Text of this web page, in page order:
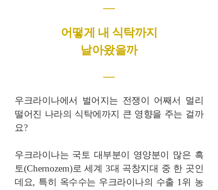
―
어떻게 내 식탁까지
날아왔을까
―
우크라이나에서 벌어지는 전쟁이 어째서 멀리
떨어진 나라의 식탁에까지 큰 영향을 주는 걸까
요?
우크라이나는 국토 대부분이 영양분이 많은 흑
토(Chernozem)로 세계 3대 곡창지대 중 한 곳인
데요, 특히 옥수수는 우크라이나의 수출 1 위 농